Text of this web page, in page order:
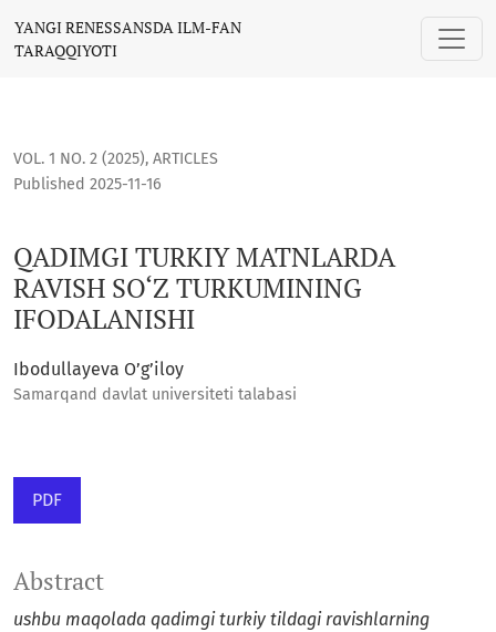
QADIMGI TURKIY MATNLARDA RAVISH SO‘Z TURKUMINING
YANGI RENESSANSDA ILM-FAN
TARAQQIYOTI
VOL. 1 NO. 2 (2025), ARTICLES
QADIMGI TURKIY MATNLARDA
RAVISH SO‘Z TURKUMINING
IFODALANISHI
Published 2025-11-16
Ibodullayeva O’g’iloy
Samarqand davlat universiteti talabasi
PDF
Abstract
ushbu maqolada qadimgi turkiy tildagi ravishlarning